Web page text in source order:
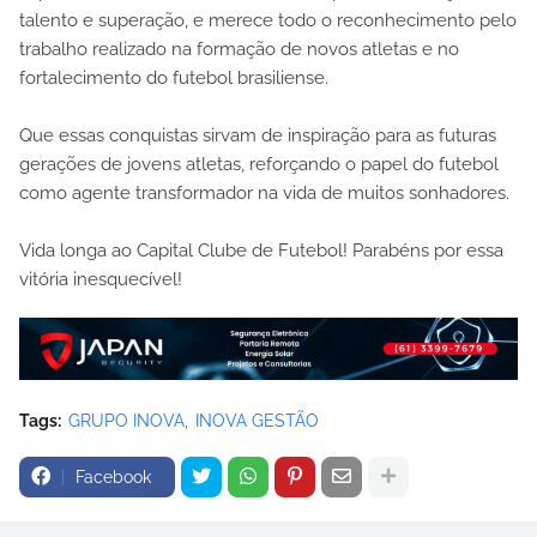
talento e superação, e merece todo o reconhecimento pelo
trabalho realizado na formação de novos atletas e no
fortalecimento do futebol brasiliense.
Que essas conquistas sirvam de inspiração para as futuras
gerações de jovens atletas, reforçando o papel do futebol
como agente transformador na vida de muitos sonhadores.
Vida longa ao Capital Clube de Futebol! Parabéns por essa
vitória inesquecível!
Tags: GRUPO INOVA INOVA GESTÃO
Facebook